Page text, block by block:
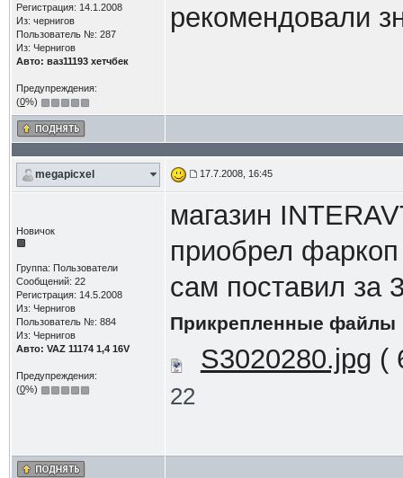
Регистрация: 14.1.2008
Из: чернигов
Пользователь №: 287
Из: Чернигов
Авто: ваз11193 хетчбек
Предупреждения:
(0%)
рекомендовали
megapicxel 17.7.2008, 16:45
Новичок
Группа: Пользователи
Сообщений: 22
Регистрация: 14.5.2008
Из: Чернигов
Пользователь №: 884
Из: Чернигов
Авто: VAZ 11174 1,4 16V
Предупреждения:
(0%)
магазин
приобрел
сам поставил за
Прикрепленные файлы
S3020280.jpg (
22